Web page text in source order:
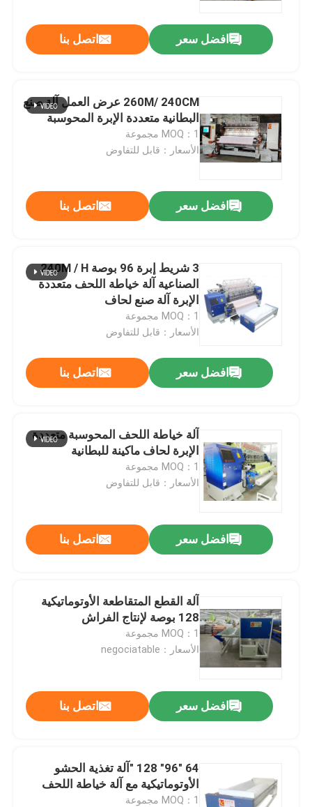
افضل سعر اتصل بنا
260M/ 240CM عرض العمل آلة صنع
البطانية متعددة الإبرة المحوسبة
MOQ：1 مجموعة
الأسعار：قابل للتفاوض
افضل سعر اتصل بنا
3 شريط إبرة 96 بوصة 240M / H
الصناعية آلة خياطة اللحف متعددة
الإبرة آلة صنع لحاف
MOQ：1 مجموعة
الأسعار：قابل للتفاوض
افضل سعر اتصل بنا
آلة خياطة اللحف المحوسبة متعددة
الإبرة لحاف ماكينة للبطانية
MOQ：1 مجموعة
الأسعار：قابل للتفاوض
افضل سعر اتصل بنا
آلة القطع المتقاطعة الأوتوماتيكية
128 بوصة لإنتاج الفراش
MOQ：1 مجموعة
الأسعار：negociatable
افضل سعر اتصل بنا
64 "96" 128 "آلة تغذية الحشو
الأوتوماتيكية مع آلة خياطة اللحف
MOQ：1 مجموعة